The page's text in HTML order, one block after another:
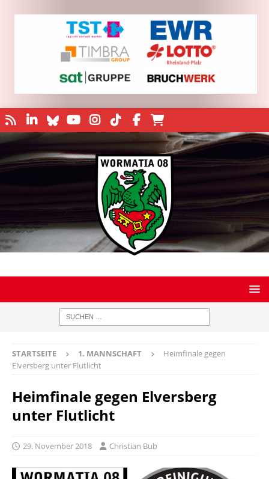
STARTSEITE 1. MANNSCHAFT
Heimfinale gegen
Elversberg unter Flutlicht
Heimfinale gegen Elversberg
unter Flutlicht
29. November 2018 Christian Bub